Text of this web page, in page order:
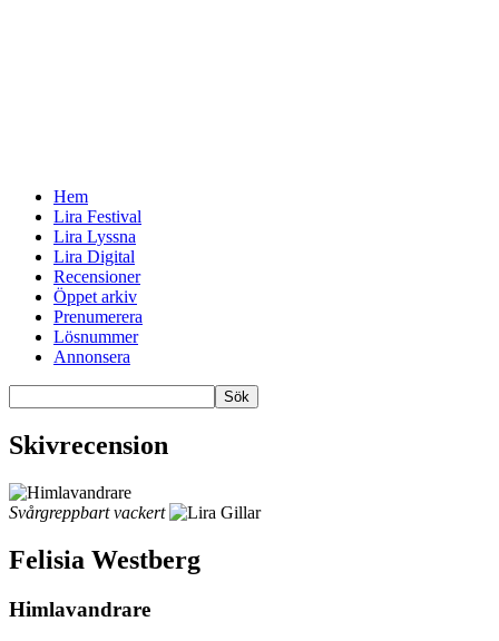
Hem
Lira Festival
Lira Lyssna
Lira Digital
Recensioner
Öppet arkiv
Prenumerera
Lösnummer
Annonsera
Skivrecension
Svårgreppbart vackert
Felisia Westberg
Himlavandrare